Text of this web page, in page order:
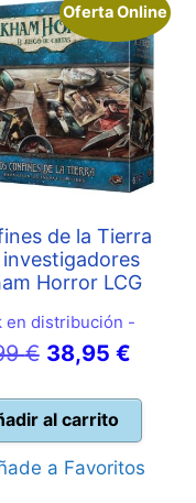
Oferta Online
de la Tierra
Horror LCG
en distribución -
€ El
original
era:
44,99 €.
38,95 €El
es:
38,95
al carrito
a Favoritos